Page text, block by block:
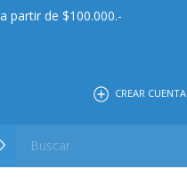
partir de $100.000.-
CREAR CUENTA
MAYOR